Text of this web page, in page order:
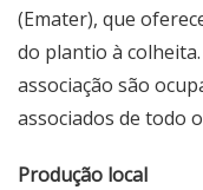
(Emater), que
do plantio à
associação são
associados de todo
Produção local